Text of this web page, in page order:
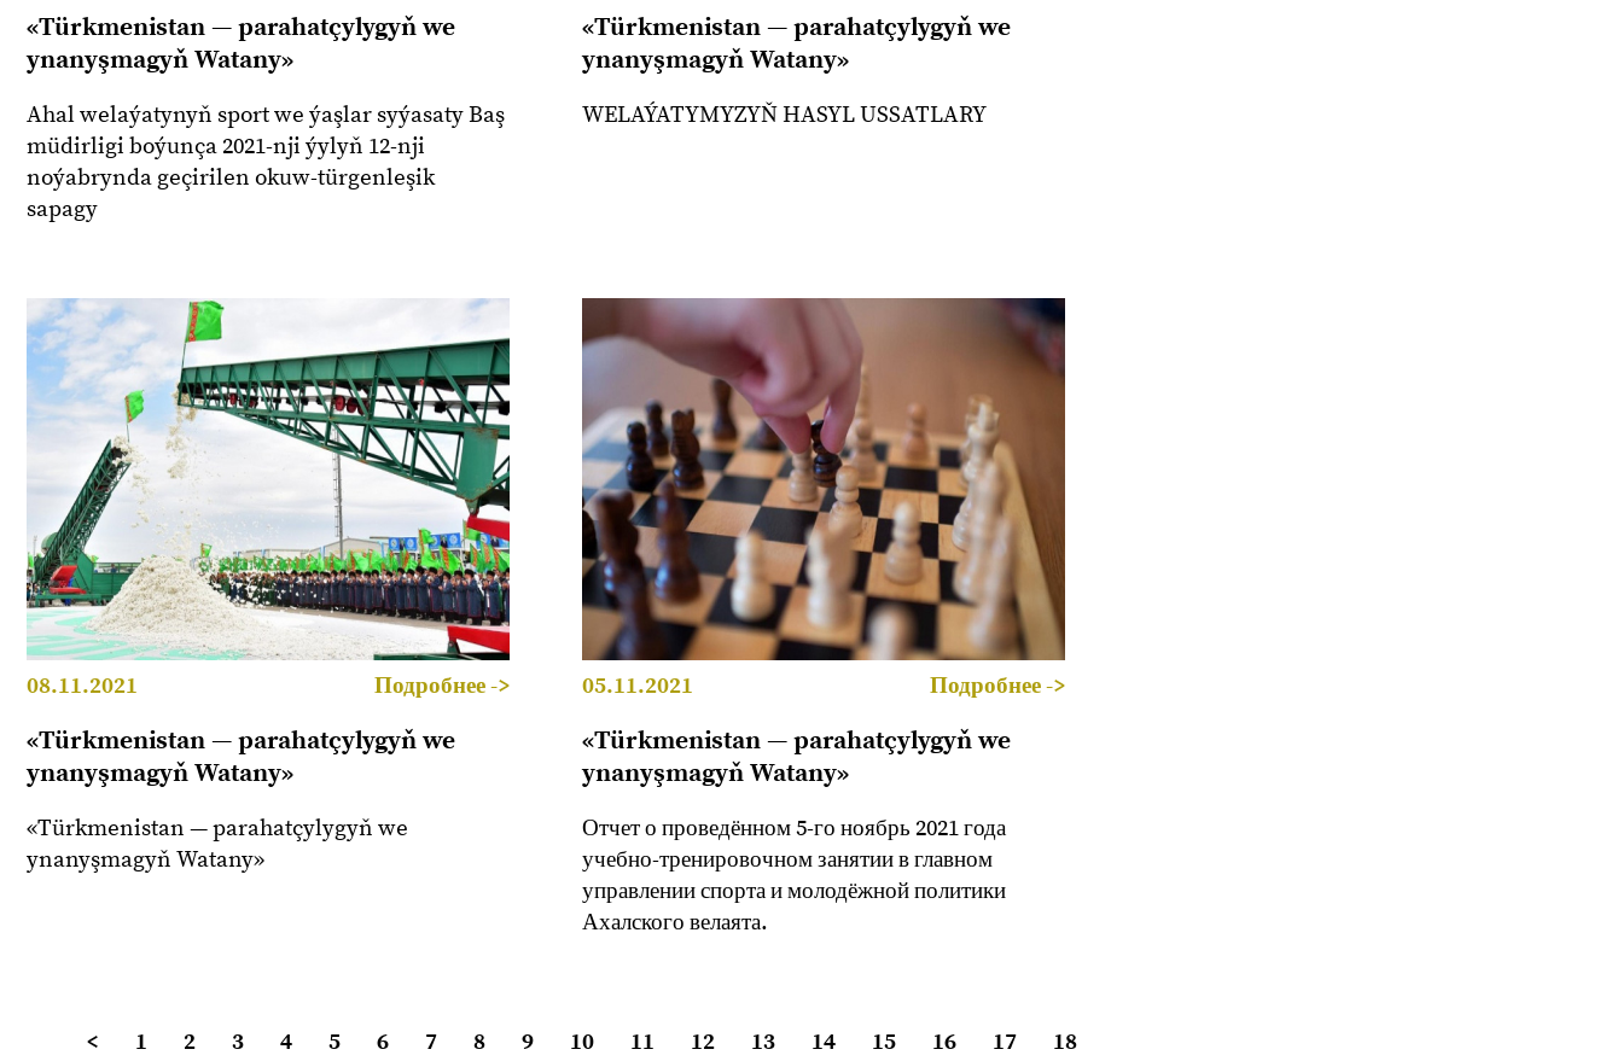
«Türkmenistan — parahatçylygyň we
ynanyşmagyň Watany»
Ahal welaýatynyň sport we ýaşlar syýasaty Baş
müdirligi boýunça 2021-nji ýylyň 12-nji
noýabrynda geçirilen okuw-türgenleşik
sapagy
«Türkmenistan — parahatçylygyň we
ynanyşmagyň Watany»
WELAÝATYMYZYŇ HASYL USSATLARY
08.11.2021 Подробнее ->
«Türkmenistan — parahatçylygyň we
ynanyşmagyň Watany»
«Türkmenistan — parahatçylygyň we
ynanyşmagyň Watany»
05.11.2021 Подробнее ->
«Türkmenistan — parahatçylygyň we
ynanyşmagyň Watany»
Отчет о проведённом 5-го ноябрь 2021 года
учебно-тренировочном занятии в главном
управлении спорта и молодёжной политики
Ахалского велаята.
< 1 2 3 4 5 6 7 8 9 10 11 12 13 14 15 16 17 18